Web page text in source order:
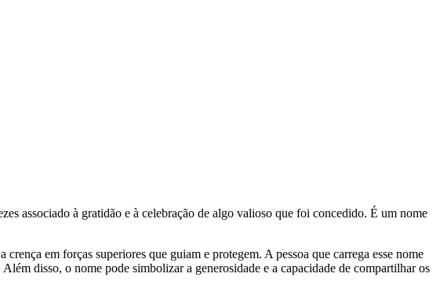
associado à gratidão e à celebração de algo valioso que foi concedido. É um nome
em forças superiores que guiam e protegem. A pessoa que carrega esse nome
disso, o nome pode simbolizar a generosidade e a capacidade de compartilhar os